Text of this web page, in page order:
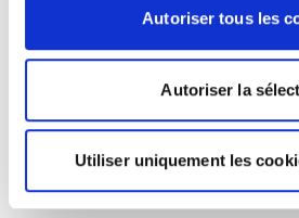
Autoriser tous les
Autoriser la
Utiliser uniquement les